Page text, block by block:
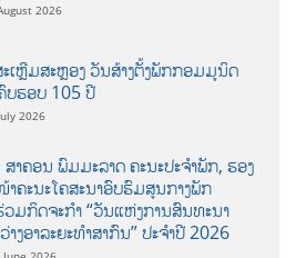
2026
ເຫຼີມສະຫຼອງ ວັນສ້າງຕັ້ງພັກກອມມູນິດ
ບຮອບ 105 ປີ
2026
າຄອນ ພົມມະລາດ ຄະນະປະຈໍາພັກ, ຮອງ
ຄະນະໂຄສະນາອົບຮົມສູນກາງພັກ
ວມກິດຈະກຳ “ວັນແຫ່ງການສົນທະນາ
າງອາລະຍະທຳສາກົນ” ປະຈຳປີ 2026